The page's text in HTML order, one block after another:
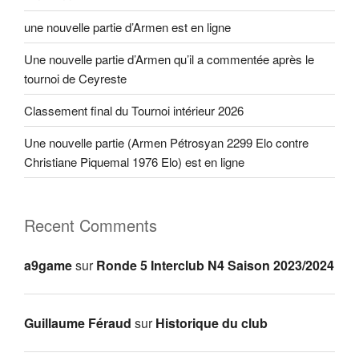
une nouvelle partie d’Armen est en ligne
Une nouvelle partie d’Armen qu’il a commentée après le
tournoi de Ceyreste
Classement final du Tournoi intérieur 2026
Une nouvelle partie (Armen Pétrosyan 2299 Elo contre
Christiane Piquemal 1976 Elo) est en ligne
Recent Comments
a9gamesurRonde 5 Interclub N4 Saison 2023/2024
Guillaume Féraud surHistorique du club